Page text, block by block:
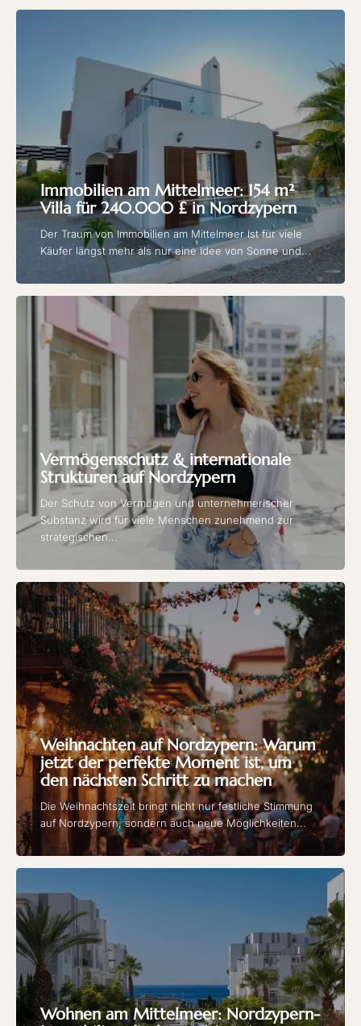
Immobilien am Mittelmeer: 154 m²
Villa für 240.000 £ in Nordzypern
Der Traum von Immobilien am Mittelmeer ist für viele
Käufer längst mehr als nur eine Idee von Sonne und...
Vermögensschutz & internationale
Strukturen auf Nordzypern
Der Schutz von Vermögen und unternehmerischer
Substanz wird für viele Menschen zunehmend zur
strategischen...
Weihnachten auf Nordzypern: Warum
jetzt der perfekte Moment ist, um
den nächsten Schritt zu machen
Die Weihnachtszeit bringt nicht nur festliche Stimmung
auf Nordzypern, sondern auch neue Möglichkeiten...
Wohnen am Mittelmeer: Nordzypern-